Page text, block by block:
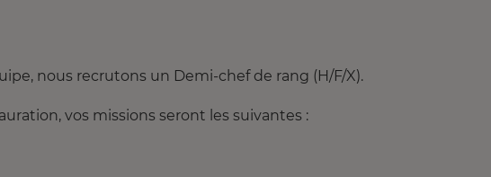
nous recrutons un Demi-chef de rang (H/F/X).
vos missions seront les suivantes :